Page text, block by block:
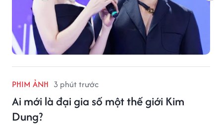
PHIM ẢNH 3 phút trước
Ai mới là đại gia số một thế giới Kim
Dung?